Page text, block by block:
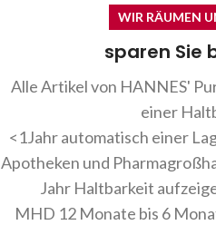
WIR RÄUMEN
sparen Sie
Alle Artikel von HANNES'
einer
<1Jahr automatisch einer
Apotheken und
Jahr Haltbarkeit
MHD 12 Monate bis 6